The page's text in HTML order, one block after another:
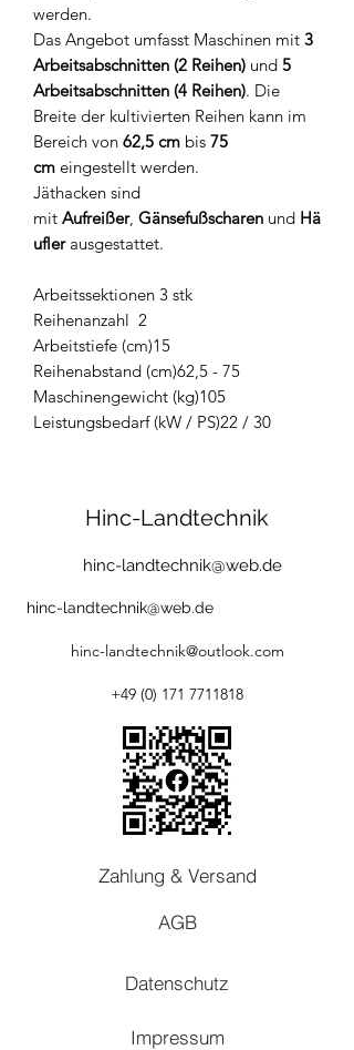
werden.
Das Angebot umfasst Maschinen mit 3
Arbeitsabschnitten (2 Reihen) und 5
Arbeitsabschnitten (4 Reihen). Die
Breite der kultivierten Reihen kann im
Bereich von 62,5 cm bis 75
cm eingestellt werden.
Jäthacken sind
mit Aufreißer, Gänsefußscharen und Hä
uflerausgestattet.
Arbeitssektionen 3 stk
Reihenanzahl 2
Arbeitstiefe (cm)15
Reihenabstand (cm)62,5 - 75
Maschinengewicht (kg)105
Leistungsbedarf (kW / PS)22 / 30
Hinc-Landtechnik
hinc-landtechnik@web.de
hinc-landtechnik@web.de
hinc-landtechnik@outlook.com
+49 (0) 171 7711818
Zahlung & Versand
AGB
Datenschutz
Impressum